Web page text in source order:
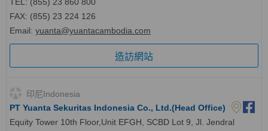
造訪網站
FAX: (855) 23 224 126
Email: yuanta@yuantacambodia.com
印尼Indonesia
PT Yuanta Sekuritas Indonesia Co., Ltd.(Head Office)
Equity Tower 10th Floor,Unit EFGH, SCBD Lot 9, Jl. Jendral